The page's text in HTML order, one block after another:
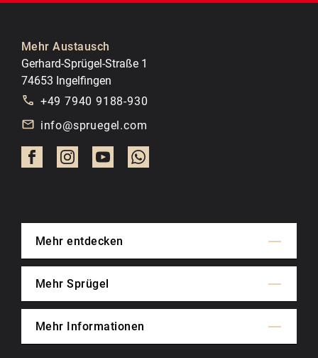
Mehr Austausch
Gerhard-Sprügel-Straße 1
74653 Ingelfingen
+49 7940 9188-930
info@spruegel.com
Mehr entdecken
Mehr Sprügel
Mehr Informationen